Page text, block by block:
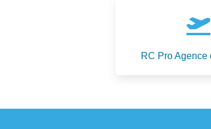
RC Pro Agence